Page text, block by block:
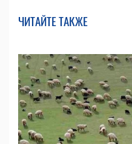
ЧИТАЙТЕ ТАКЖЕ